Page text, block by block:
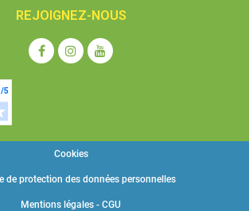
REJOIGNEZ-NOUS
Mentions légales - CGU
de protection des données personnelles
Cookies